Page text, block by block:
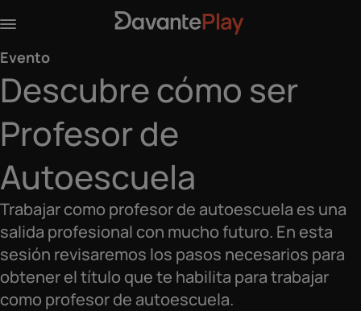
Evento
Descubre cómo ser
Profesor de
Autoescuela
Trabajar como profesor de autoescuela es una
salida profesional con mucho futuro. En esta
sesión revisaremos los pasos necesarios para
obtener el título que te habilita para trabajar
como profesor de autoescuela.